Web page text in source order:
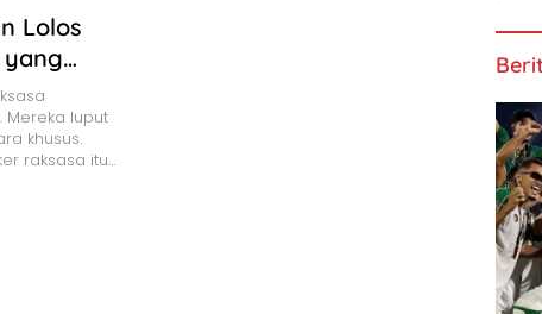
Lolos
yang
Mereka luput
khusus.
raksasa itu…